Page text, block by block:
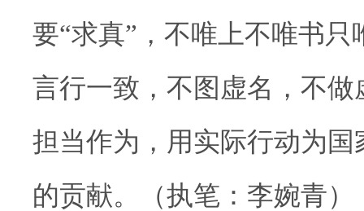
要“求真”，不唯上不唯书
言行一致，不图虚名，不
担当作为，用实际行动为
的贡献。（执笔：李婉青）